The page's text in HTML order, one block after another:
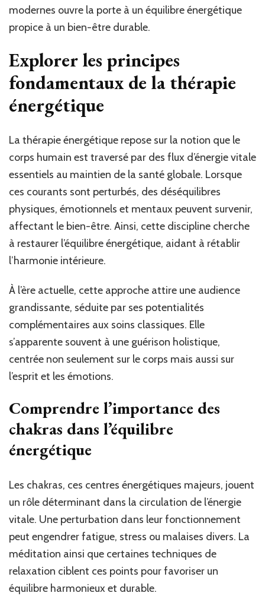
modernes ouvre la porte à un équilibre énergétique
propice à un bien-être durable.
Explorer les principes
fondamentaux de la thérapie
énergétique
La thérapie énergétique repose sur la notion que le
corps humain est traversé par des flux d’énergie vitale
essentiels au maintien de la santé globale. Lorsque
ces courants sont perturbés, des déséquilibres
physiques, émotionnels et mentaux peuvent survenir,
affectant le bien-être. Ainsi, cette discipline cherche
à restaurer l’équilibre énergétique, aidant à rétablir
l’harmonie intérieure.
À l’ère actuelle, cette approche attire une audience
grandissante, séduite par ses potentialités
complémentaires aux soins classiques. Elle
s’apparente souvent à une guérison holistique,
centrée non seulement sur le corps mais aussi sur
l’esprit et les émotions.
Comprendre l’importance des
chakras dans l’équilibre
énergétique
Les chakras, ces centres énergétiques majeurs, jouent
un rôle déterminant dans la circulation de l’énergie
vitale. Une perturbation dans leur fonctionnement
peut engendrer fatigue, stress ou malaises divers. La
méditation ainsi que certaines techniques de
relaxation ciblent ces points pour favoriser un
équilibre harmonieux et durable.